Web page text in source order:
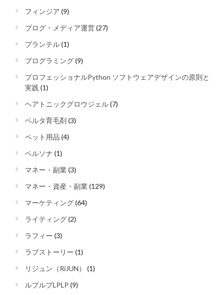
フィンジア (9)
ブログ・メディア運営(27)
プランテル(1)
プログラミング(9)
プロフェッショナルPython ソフトウェアデザインの原則と
実践(1)
ヘアトニックグロウジェル(7)
ベルタ育毛剤 (3)
ペット用品 (4)
ペルソナ (1)
マネー・副業(3)
マネー・資産・副業(129)
マーケティング(64)
ライティング(2)
ラフィー (3)
ラブストーリー (1)
リジュン（RiJUN）
(1)
ルプルプLPLP (9)